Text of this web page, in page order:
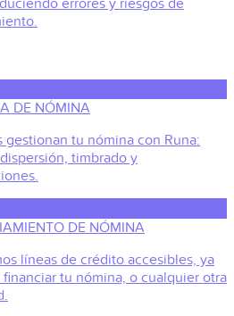
DE NÓMINA
gestionan tu nómina con Runa:
timbrado y
DE NÓMINA
líneas de crédito accesibles, ya
financiar tu nómina, o cualquier otra